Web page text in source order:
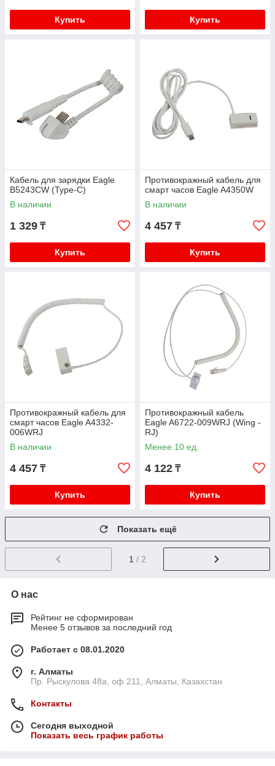
Купить Купить
Кабель для зарядки Eagle
B5243СW (Type-C)
В наличии
1 329 ₸
Купить
Противокражный кабель для
смарт часов Eagle A4350W
В наличии
4 457 ₸
Купить
Противокражный кабель для
смарт часов Eagle A4332-
006WRJ
В наличии
4 457 ₸
Купить
Противокражный кабель
Eagle A6722-009WRJ (Wing -
RJ)
Менее 10 ед.
4 122 ₸
Купить
Показать ещё
1 / 2
О нас
Рейтинг не сформирован
Менее 5 отзывов за последний год
Работает с 08.01.2020
г. Алматы
Пр. Рыскулова 48а, оф 211, Алматы, Казахстан
Контакты
Сегодня выходной
Показать весь график работы